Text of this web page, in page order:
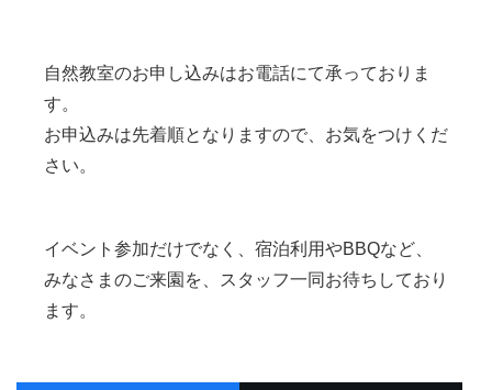
自然教室のお申し込みはお電話にて承っておりま
す。
お申込みは先着順となりますので、お気をつけくだ
さい。
イベント参加だけでなく、宿泊利用やBBQなど、
みなさまのご来園を、スタッフ一同お待ちしており
ます。